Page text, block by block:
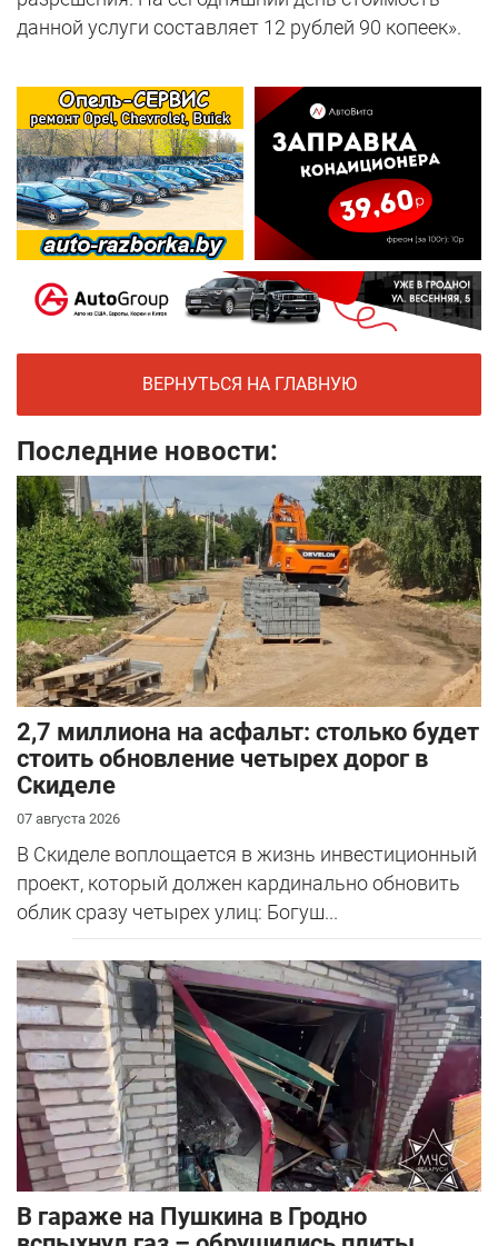
данной услуги составляет 12 рублей 90 копеек».
ВЕРНУТЬСЯ НА ГЛАВНУЮ
Последние новости:
2,7 миллиона на асфальт: столько будет
стоить обновление четырех дорог в
Скиделе
07 августа 2026
В Скиделе воплощается в жизнь инвестиционный
проект, который должен кардинально обновить
облик сразу четырех улиц: Богуш...
В гараже на Пушкина в Гродно